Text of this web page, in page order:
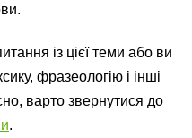
із цієї теми або ви
фразеологію і інші
варто звернутися до
.